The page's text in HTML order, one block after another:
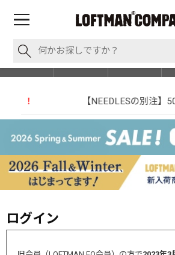
【NEEDLESの別注】50周年
ログイン